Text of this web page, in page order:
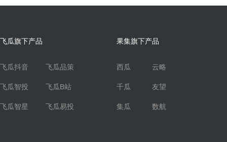
飞瓜旗下产品
飞瓜抖音 飞瓜品策
飞瓜智投 飞瓜B站
飞瓜智星 飞瓜易投
果集旗下产品
西瓜 云略
千瓜 友望
集瓜 数航